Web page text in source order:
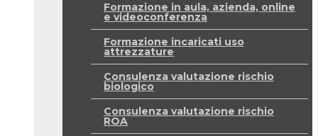
Formazione in aula, azienda, online
e videoconferenza
Formazione incaricati uso
attrezzature
Consulenza valutazione rischio
biologico
Consulenza valutazione rischio
ROA